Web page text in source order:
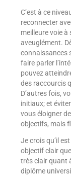
C’est à ce
reconnecter
meilleure voie
aveuglément.
connaissances
faire parler
pouvez
des raccourcis
D’autres fois,
initiaux; et
vous éloigner
objectifs, mais
Je crois qu’il
objectif clair
très clair quant
diplôme